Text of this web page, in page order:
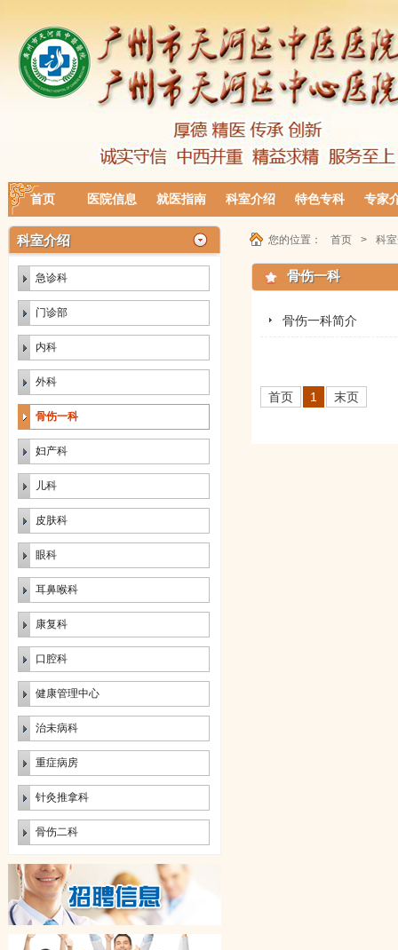
首页 医院信息 就医指南 科室介绍 特色专科 专家
科室介绍
急诊科
门诊部
内科
外科
骨伤一科
妇产科
儿科
皮肤科
眼科
耳鼻喉科
康复科
口腔科
健康管理中心
治未病科
重症病房
针灸推拿科
骨伤二科
您的位置： 首页 > 科
骨伤一科
骨伤一科简介
首页 1 末页